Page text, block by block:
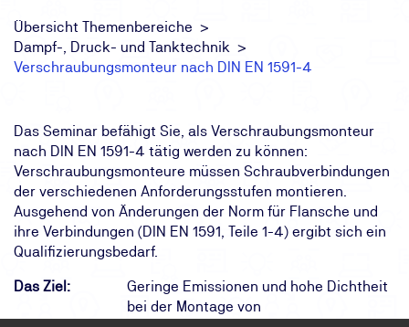
Übersicht Themenbereiche
Dampf-, Druck- und Tanktechnik
Verschraubungsmonteur nach DIN EN 1591-4
Das Seminar befähigt Sie, als Verschraubungsmonteur
nach DIN EN 1591-4 tätig werden zu können:
Verschraubungsmonteure müssen Schraubverbindungen
der verschiedenen Anforderungsstufen montieren.
Ausgehend von Änderungen der Norm für Flansche und
ihre Verbindungen (DIN EN 1591, Teile 1-4) ergibt sich ein
Qualifizierungsbedarf.
Das Ziel:
Geringe Emissionen und hohe Dichtheit
bei der Montage von